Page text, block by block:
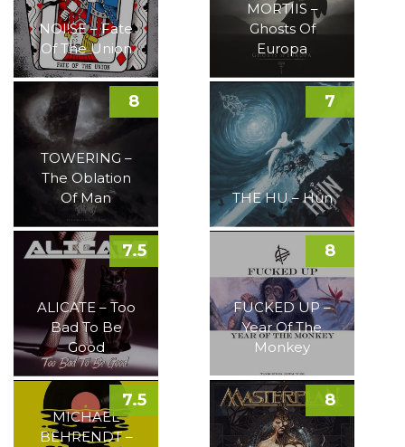
NOI!SE – Fate
Of The Union
MORTIIS –
Ghosts Of
Europa
TOWERING –
The Oblation
Of Man
8
THE HU – Hun
7
ALICATE – Too
Bad To Be
Good
7.5
FUCKED UP –
Year Of The
Monkey
8
MICHAEL
BEHRENDT –
7.5 8